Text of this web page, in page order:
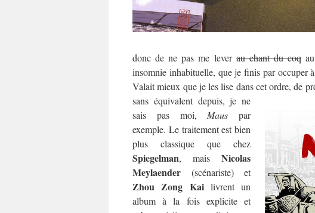
donc de ne pas me leverau chant du coqau
insomnie inhabituelle, que je finis par occuper
Valait mieux que je les lise dans cet ordre, de
sans équivalent depuis, je ne
sais pas moi, Maus par
exemple. Le traitement est bien
plus classique que chez
Spiegelman, mais Nicolas
Meylaender (scénariste) et
Zhou Zong Kailivrent un
album à la fois explicite et